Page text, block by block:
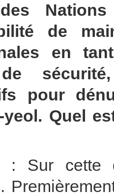
de
en
pour
yeol. Quel
: Sur cette